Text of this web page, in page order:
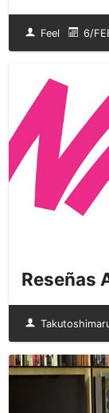
Feel 6/
Reseñas